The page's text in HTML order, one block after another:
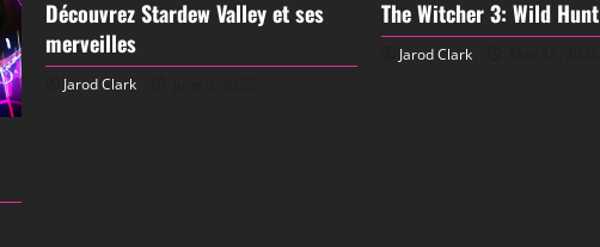
Découvrez Stardew Valley et ses
merveilles
Jarod Clark
The Witcher 3: Wild Hunt
Jarod Clark